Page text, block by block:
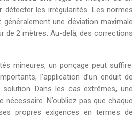
détecter les irrégularités. Les normes
une déviation maximale
de 2 mètres. Au-delà, des corrections
mineures, un ponçage peut suffire.
l’application d’un enduit de
Dans les cas extrêmes, une
N’oubliez pas que chaque
propres exigences en termes de